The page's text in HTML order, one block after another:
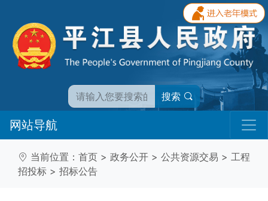
搜索
网站导航
当前位置： 首页 > 政务公开 > 公共资源交易 > 工程
招投标 > 招标公告